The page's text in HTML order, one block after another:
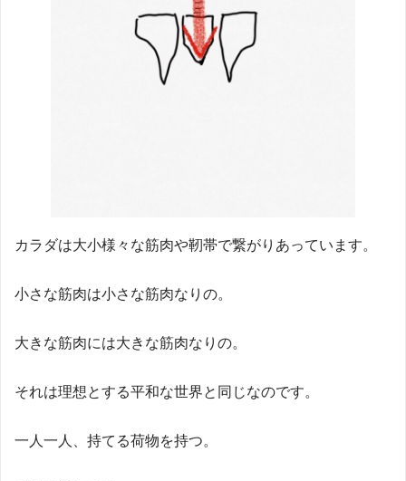
カラダは大小様々な筋肉や靭帯で繋がりあっています。
小さな筋肉は小さな筋肉なりの。
大きな筋肉には大きな筋肉なりの。
それは理想とする平和な世界と同じなのです。
一人一人、持てる荷物を持つ。